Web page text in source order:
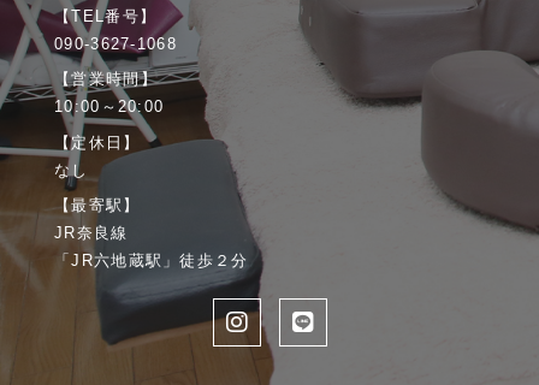
【TEL番号】
090-3627-1068
【営業時間】
10:00～20:00
【定休日】
なし
【最寄駅】
JR奈良線
「JR六地蔵駅」徒歩２分